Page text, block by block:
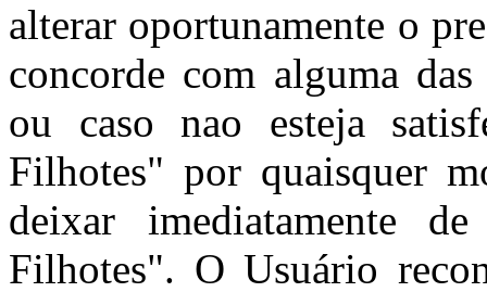
alterar oportunamente o
concorde com alguma
ou caso nao esteja
Filhotes" por quaisquer
deixar imediatamente
Filhotes". O Usuário